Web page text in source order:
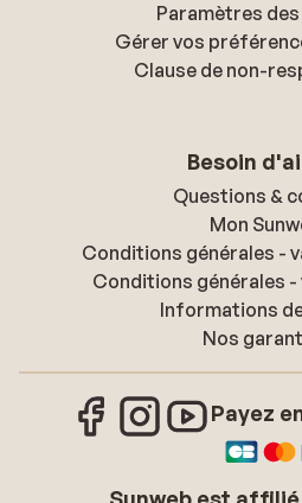
Paramètres
Gérer vos
Clause de non-
Besoin
Questions &
Mon
Conditions générales -
Conditions générales -
Informations
Nos
Payez